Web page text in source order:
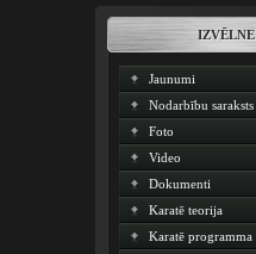
IZVĒLNE
Jaunumi
Nodarbību saraksts
Foto
Video
Dokumenti
Karatē teorija
Karatē programma